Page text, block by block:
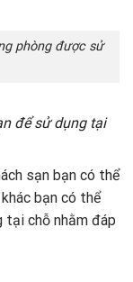
phòng được sử
để sử dụng tại
sạn bạn có thể
bạn có thể
tại chỗ nhằm đáp